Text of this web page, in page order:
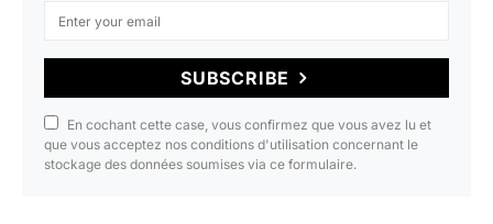
SUBSCRIBE
En cochant cette case, vous confirmez que vous avez lu et
que vous acceptez nos conditions d'utilisation concernant le
stockage des données soumises via ce formulaire.